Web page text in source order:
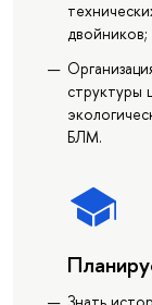
двойников;
структуры
БЛМ.